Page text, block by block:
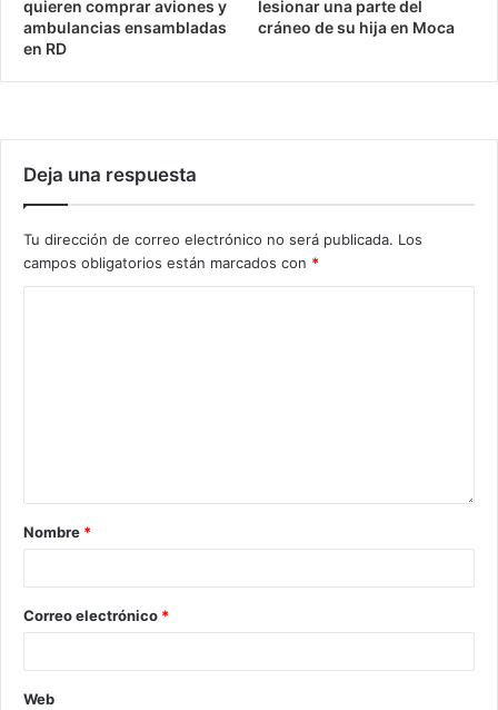
quieren comprar aviones y
ambulancias ensambladas
en RD
lesionar una parte del
cráneo de su hija en Moca
Deja una respuesta
Tu dirección de correo electrónico no será publicada. Los
campos obligatorios están marcados con *
Nombre *
Correo electrónico *
Web